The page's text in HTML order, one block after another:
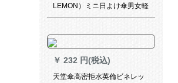
LEMON）ミニ日よけ傘男女軽
日焼け止め日傘紫外線防止ミ
￥ 232 円(税込)
天堂傘高密拒水英倫ビネレッ